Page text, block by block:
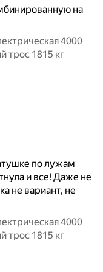
на
4000
трос 1815 кг
по лужам
и все! Даже не
не вариант, не
4000
трос 1815 кг